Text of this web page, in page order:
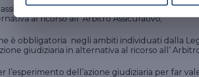
introdotta con la Legge n. 162/2014 in
al ricorso all’ Arbitro Assicurativo;
è obbligatoria negli ambiti individuati dalla
giudiziaria in alternativa al ricorso all’
l’esperimento dell’azione giudiziaria per far